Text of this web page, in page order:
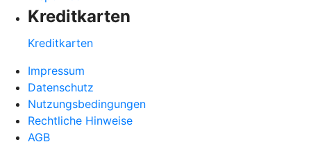
Kreditkarten
Kreditkarten
Impressum
Datenschutz
Nutzungsbedingungen
Rechtliche Hinweise
AGB